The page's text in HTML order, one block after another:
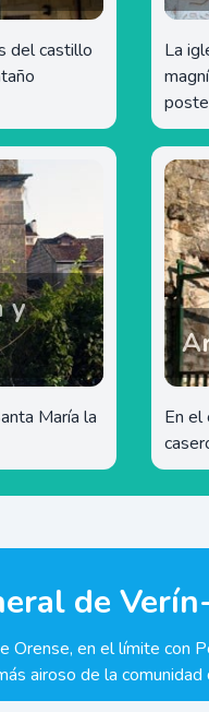
del castillo
La
y
María la
En el
de
Orense, en el límite con
airoso de la comunidad